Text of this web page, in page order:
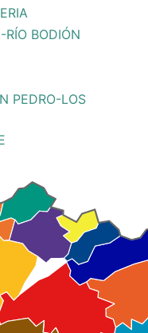
RÍO BODIÓN
PEDRO-LOS